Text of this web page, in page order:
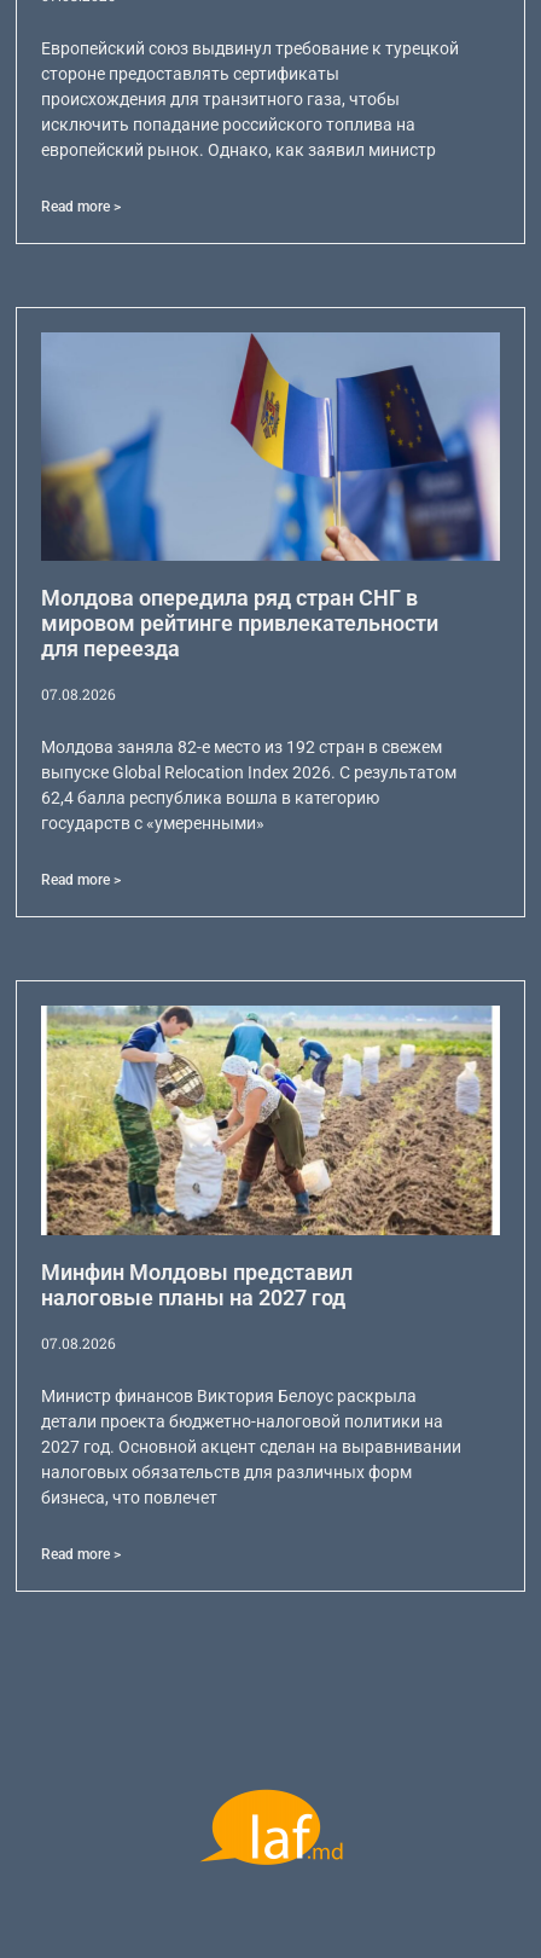
Европейский союз выдвинул требование к турецкой
стороне предоставлять сертификаты
происхождения для транзитного газа, чтобы
исключить попадание российского топлива на
европейский рынок. Однако, как заявил министр
Read more >
Молдова опередила ряд стран СНГ в
мировом рейтинге привлекательности
для переезда
07.08.2026
Молдова заняла 82-е место из 192 стран в свежем
выпуске Global Relocation Index 2026. С результатом
62,4 балла республика вошла в категорию
государств с «умеренными»
Read more >
Минфин Молдовы представил
налоговые планы на 2027 год
07.08.2026
Министр финансов Виктория Белоус раскрыла
детали проекта бюджетно-налоговой политики на
2027 год. Основной акцент сделан на выравнивании
налоговых обязательств для различных форм
бизнеса, что повлечет
Read more >